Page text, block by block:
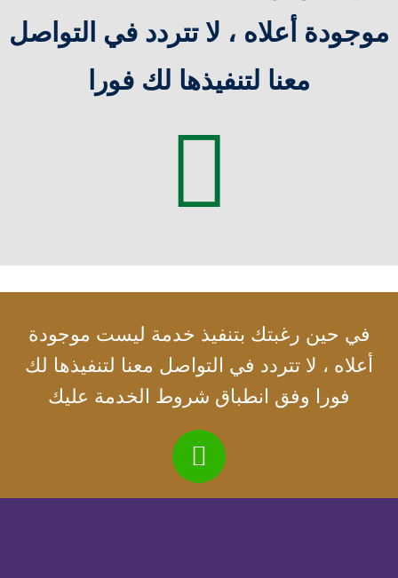
موجودة أعلاه ، لا تتردد في التواصل
معنا لتنفيذها لك فورا
في حين رغبتك بتنفيذ خدمة ليست موجودة
أعلاه ، لا تتردد في التواصل معنا لتنفيذها لك
فورا وفق انطباق شروط الخدمة عليك